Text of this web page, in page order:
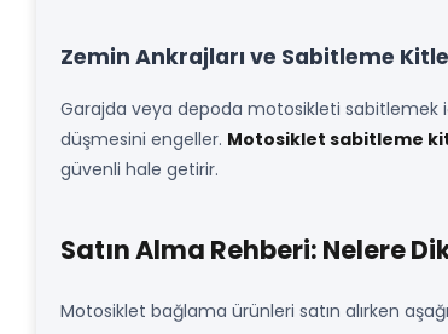
Zemin Ankrajları ve Sabitleme
Garajda veya depoda motosikleti sabitlemek
düşmesini engeller. Motosiklet sabitleme
güvenli hale getirir.
Satın Alma Rehberi: Nelere
Motosiklet bağlama ürünleri satın alırken